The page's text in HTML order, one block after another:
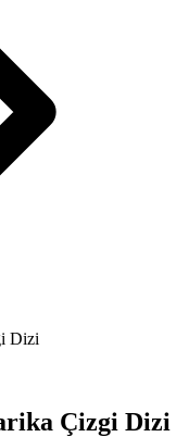
Dizi
Çizgi Dizi